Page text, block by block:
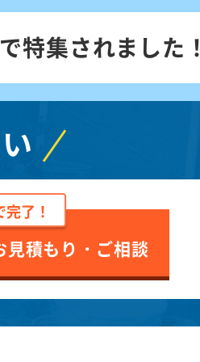
特集されました！
完了！
見積もり・ご相談